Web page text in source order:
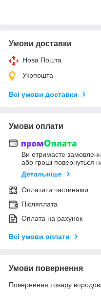
Умови доставки
Нова Пошта
Укрпошта
Всі умови доставки
Умови оплати
Ви отримаєте
або гроші повернуться
Детальніше
Оплатити частинами
Післяплата
Оплата на рахунок
Всі умови оплати
Умови повернення
Повернення товару